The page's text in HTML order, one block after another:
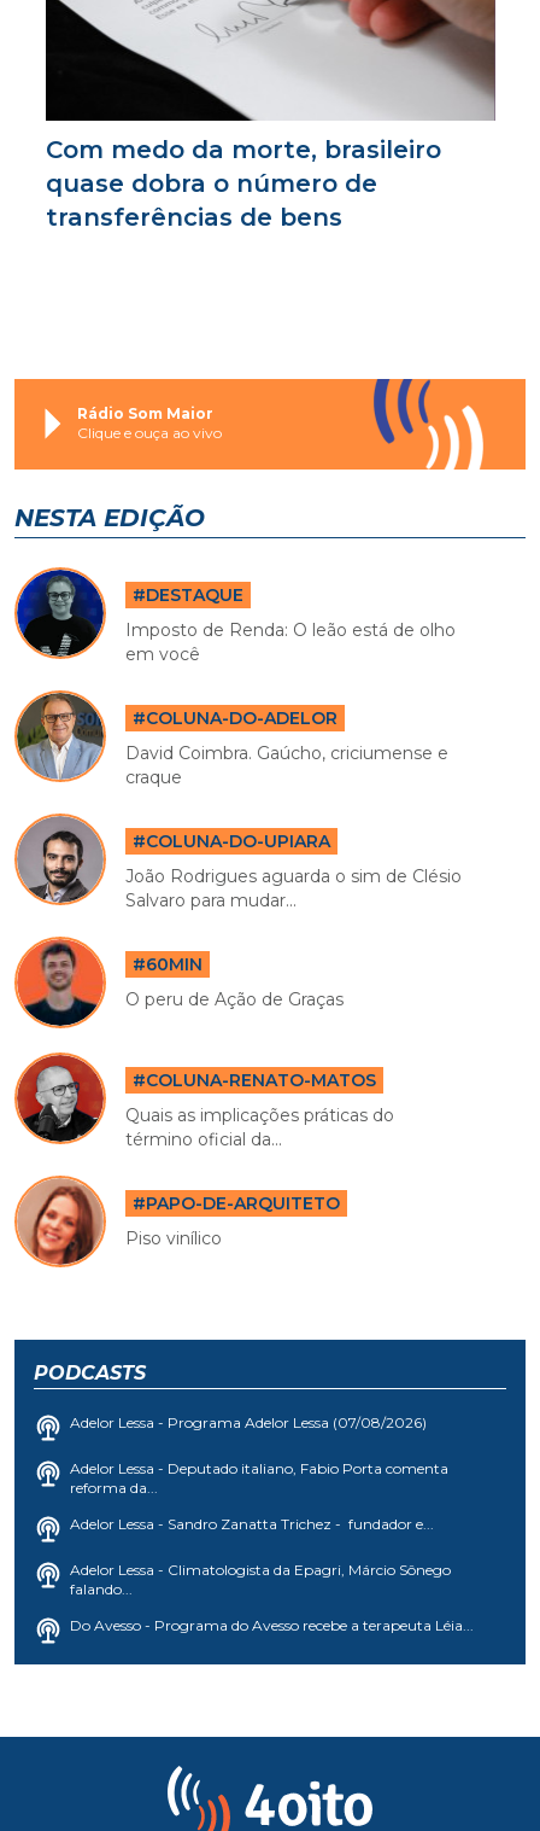
Com medo da morte, brasileiro
quase dobra o número de
transferências de bens
Rádio Som Maior
Clique e ouça ao vivo
NESTA EDIÇÃO
#DESTAQUE
Imposto de Renda: O leão está de olho
em você
#COLUNA-DO-ADELOR
David Coimbra. Gaúcho, criciumense e
craque
#COLUNA-DO-UPIARA
João Rodrigues aguarda o sim de Clésio
Salvaro para mudar...
#60MIN
O peru de Ação de Graças
#COLUNA-RENATO-MATOS
Quais as implicações práticas do
término oficial da...
#PAPO-DE-ARQUITETO
Piso vinílico
PODCASTS
Adelor Lessa - Programa Adelor Lessa (07/08/2026)
Adelor Lessa - Deputado italiano, Fabio Porta comenta
reforma da...
Adelor Lessa - Sandro Zanatta Trichez - fundador e...
Adelor Lessa - Climatologista da Epagri, Márcio Sônego
falando...
Do Avesso - Programa do Avesso recebe a terapeuta Léia...